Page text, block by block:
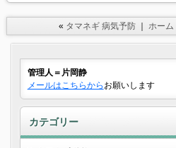
« タマネギ 病気予防 ｜ホーム
管理人＝片岡静
メールはこちらから お願いします
カテゴリー